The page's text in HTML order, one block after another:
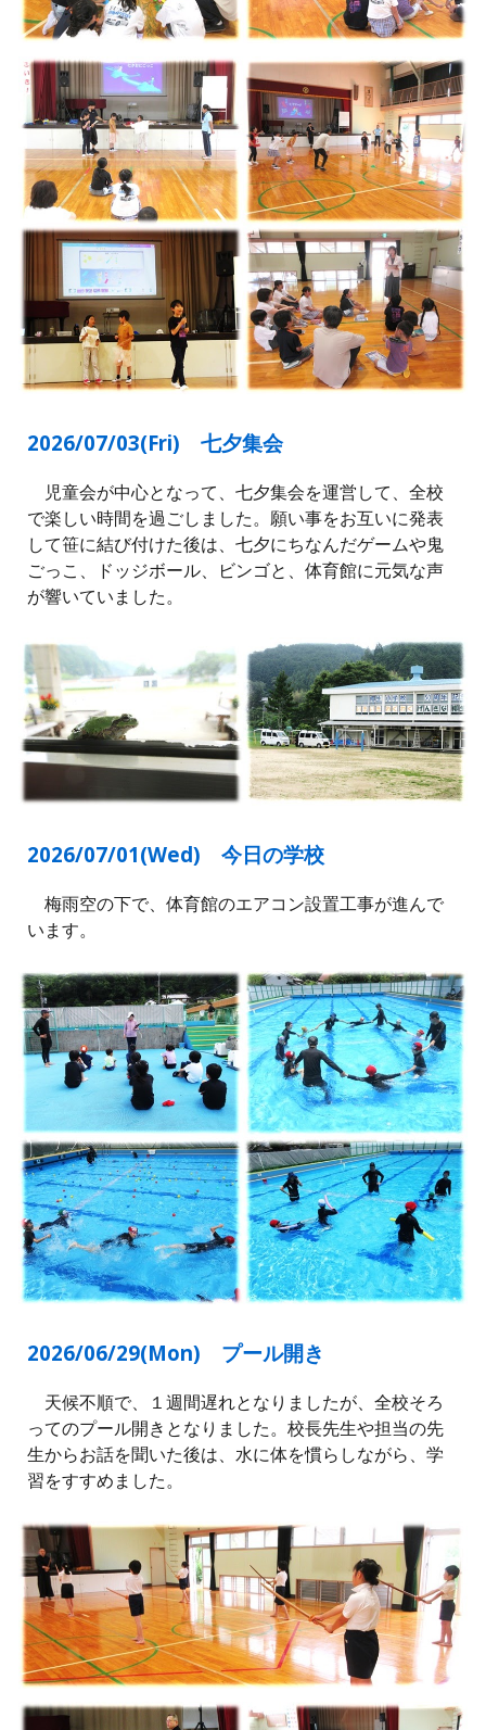
2026/07/03(Fri)七夕集会
児童会が中心となって、七夕集会を運営して、全校
で楽しい時間を過ごしました。願い事をお互いに発表
して笹に結び付けた後は、七夕にちなんだゲームや鬼
ごっこ、ドッジボール、ビンゴと、体育館に元気な声
が響いていました。
2026/07/01(Wed)今日の学校
梅雨空の下で、体育館のエアコン設置工事が進んで
います。
2026/06/29(Mon) プール開き
天候不順で、１週間遅れとなりましたが、全校そろ
ってのプール開きとなりました。校長先生や担当の先
生からお話を聞いた後は、水に体を慣らしながら、学
習をすすめました。